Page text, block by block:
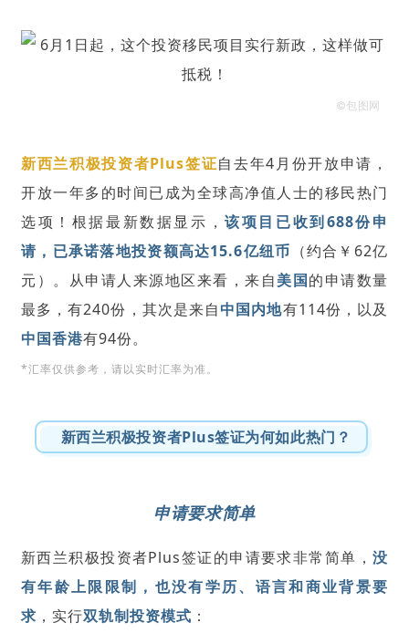
©包图网
新西兰积极投资者Plus签证自去年4月份开放申请，
开放一年多的时间已成为全球高净值人士的移民热门
选项！根据最新数据显示，该项目已收到688份申
请，已承诺落地投资额高达15.6亿纽币 （约合￥62亿
元）。从申请人来源地区来看，来自美国的申请数量
最多，有240份，其次是来自中国内地有114份，以及
中国香港有94份。
*汇率仅供参考，请以实时汇率为准。
新西兰积极投资者Plus签证为何如此热门？
申请要求简单
新西兰积极投资者Plus签证的申请要求非常简单， 没
有年龄上限限制，也没有学历、语言和商业背景要
求 ，实行双轨制投资模式 ：